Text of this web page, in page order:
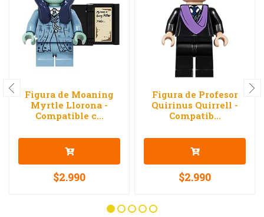
Figura de Moaning
Myrtle Llorona -
Compatible c...
$2.990
Figura de Profesor
Quirinus Quirrell -
Compatib...
$2.990